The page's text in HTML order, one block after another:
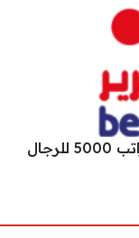
وظائف جازان لحملة الثانوية فأعلي براتب 5000 للرجال